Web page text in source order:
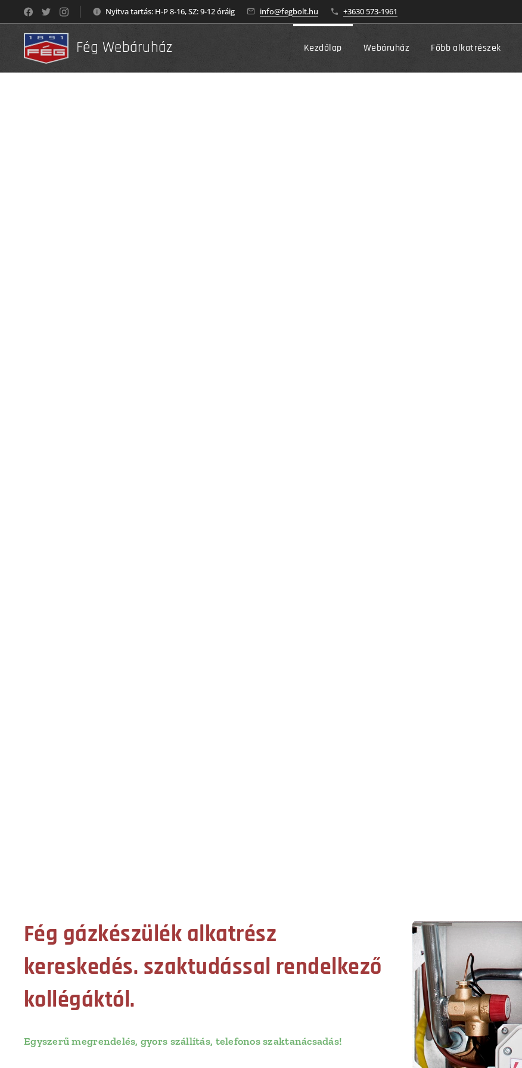
Nyitva tartás: H-P 8-16, SZ: 9-12 óráig info@fegbolt.hu +3630 573-1961
Fég Webáruház Kezdőlap Webáruház Főbb alkatrészek
Fég gázkészülék alkatrész
kereskedés. szaktudással rendelkező
kollégáktól.
Egyszerű megrendelés, gyors szállítás, telefonos szaktanácsadás!